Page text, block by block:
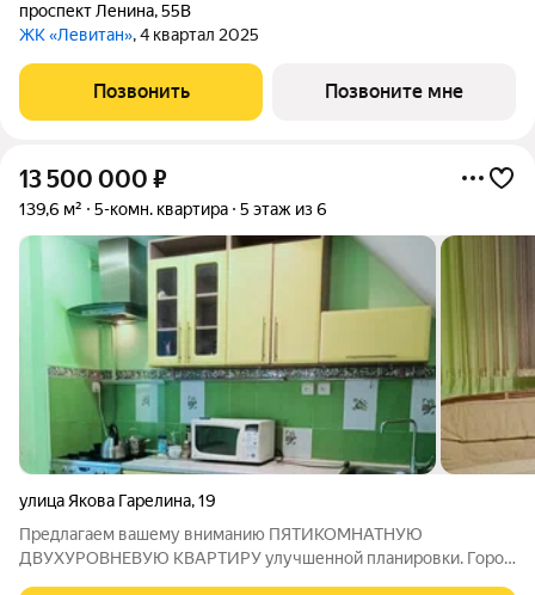
проспект Ленина,55В
ЖК «Левитан», 4 квартал 2025
Позвонить Позвоните мне
13 500 000 ₽
139,6 м² 5-комн. квартира 5 этаж из 6
улица Якова Гарелина,19
Предлагаем вашему вниманию ПЯТИКОМНАТНУЮ
ДВУХУРОВНЕВУЮ КВАРТИРУ улучшенной планировки. Город